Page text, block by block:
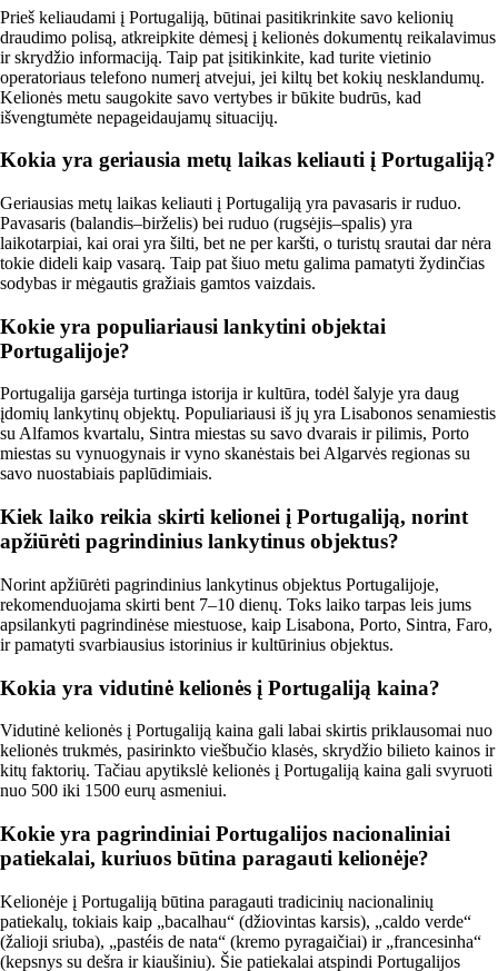
Prieš keliaudami į Portugaliją, būtinai pasitikrinkite savo kelionių
draudimo polisą, atkreipkite dėmesį į kelionės dokumentų reikalavimus
ir skrydžio informaciją. Taip pat įsitikinkite, kad turite vietinio
operatoriaus telefono numerį atvejui, jei kiltų bet kokių nesklandumų.
Kelionės metu saugokite savo vertybes ir būkite budrūs, kad
išvengtumėte nepageidaujamų situacijų.
Kokia yra geriausia metų laikas keliauti į Portugaliją?
Geriausias metų laikas keliauti į Portugaliją yra pavasaris ir ruduo.
Pavasaris (balandis–birželis) bei ruduo (rugsėjis–spalis) yra
laikotarpiai, kai orai yra šilti, bet ne per karšti, o turistų srautai dar nėra
tokie dideli kaip vasarą. Taip pat šiuo metu galima pamatyti žydinčias
sodybas ir mėgautis gražiais gamtos vaizdais.
Kokie yra populiariausi lankytini objektai
Portugalijoje?
Portugalija garsėja turtinga istorija ir kultūra, todėl šalyje yra daug
įdomių lankytinų objektų. Populiariausi iš jų yra Lisabonos senamiestis
su Alfamos kvartalu, Sintra miestas su savo dvarais ir pilimis, Porto
miestas su vynuogynais ir vyno skanėstais bei Algarvės regionas su
savo nuostabiais paplūdimiais.
Kiek laiko reikia skirti kelionei į Portugaliją, norint
apžiūrėti pagrindinius lankytinus objektus?
Norint apžiūrėti pagrindinius lankytinus objektus Portugalijoje,
rekomenduojama skirti bent 7–10 dienų. Toks laiko tarpas leis jums
apsilankyti pagrindinėse miestuose, kaip Lisabona, Porto, Sintra, Faro,
ir pamatyti svarbiausius istorinius ir kultūrinius objektus.
Kokia yra vidutinė kelionės į Portugaliją kaina?
Vidutinė kelionės į Portugaliją kaina gali labai skirtis priklausomai nuo
kelionės trukmės, pasirinkto viešbučio klasės, skrydžio bilieto kainos ir
kitų faktorių. Tačiau apytikslė kelionės į Portugaliją kaina gali svyruoti
nuo 500 iki 1500 eurų asmeniui.
Kokie yra pagrindiniai Portugalijos nacionaliniai
patiekalai, kuriuos būtina paragauti kelionėje?
Kelionėje į Portugaliją būtina paragauti tradicinių nacionalinių
patiekalų, tokiais kaip „bacalhau“ (džiovintas karsis), „caldo verde“
(žalioji sriuba), „pastéis de nata“ (kremo pyragaičiai) ir „francesinha“
(kepsnys su dešra ir kiaušiniu). Šie patiekalai atspindi Portugalijos